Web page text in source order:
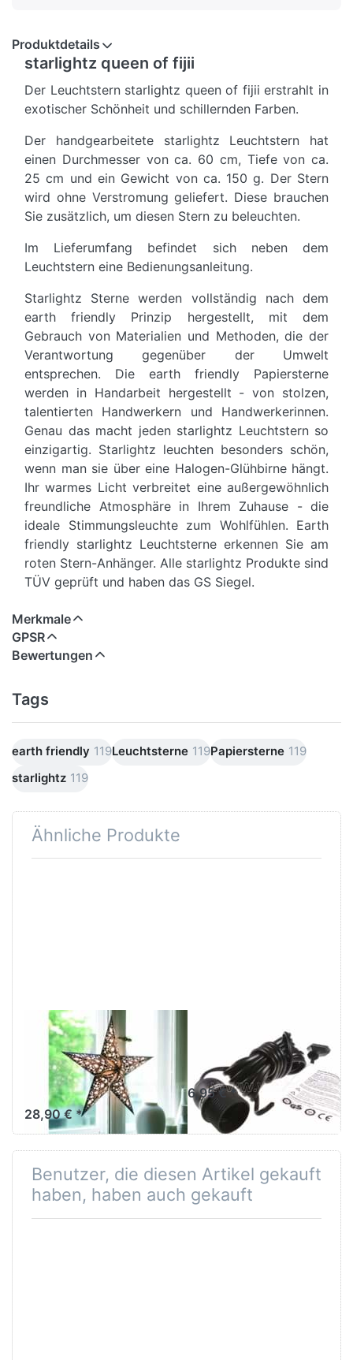
Produktdetails
starlightz queen of fijii
Der Leuchtstern starlightz queen of fijii erstrahlt in
exotischer Schönheit und schillernden Farben.
Der handgearbeitete starlightz Leuchtstern hat
einen Durchmesser von ca. 60 cm, Tiefe von ca.
25 cm und ein Gewicht von ca. 150 g. Der Stern
wird ohne Verstromung geliefert. Diese brauchen
Sie zusätzlich, um diesen Stern zu beleuchten.
Im Lieferumfang befindet sich neben dem
Leuchtstern eine Bedienungsanleitung.
Starlightz Sterne werden vollständig nach dem
earth friendly Prinzip hergestellt, mit dem
Gebrauch von Materialien und Methoden, die der
Verantwortung gegenüber der Umwelt
entsprechen. Die earth friendly Papiersterne
werden in Handarbeit hergestellt - von stolzen,
talentierten Handwerkern und Handwerkerinnen.
Genau das macht jeden starlightz Leuchtstern so
einzigartig. Starlightz leuchten besonders schön,
wenn man sie über eine Halogen-Glühbirne hängt.
Ihr warmes Licht verbreitet eine außergewöhnlich
freundliche Atmosphäre in Ihrem Zuhause - die
ideale Stimmungsleuchte zum Wohlfühlen. Earth
friendly starlightz Leuchtsterne erkennen Sie am
roten Stern-Anhänger. Alle starlightz Produkte sind
TÜV geprüft und haben das GS Siegel.
Merkmale
GPSR
Bewertungen
Tags
earth friendly 119Leuchtsterne 119Papiersterne 119
starlightz 119
Ähnliche Produkte
EARTH FRIENDLY
starlightz table
stand
Lampenfuß M
28,90 € *
Verstromung
schwarz 4 m
6,95 € *
Benutzer, die diesen Artikel gekauft
haben, haben auch gekauft